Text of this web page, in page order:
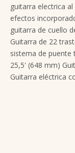
guitarra electrica
efectos
guitarra de cuello
Guitarra de 22
sistema de puente
25,5' (648 mm)
Guitarra eléctrica